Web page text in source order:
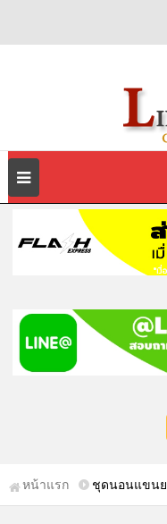
หน้าแรก ชุดนอนแขนย